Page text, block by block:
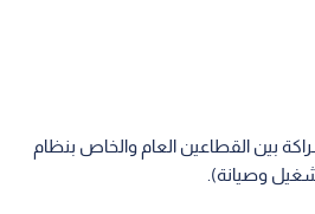
بين القطاعين العام والخاص بنظام
وصيانة).